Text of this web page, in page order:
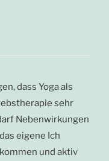
dass Yoga als
sehr
Nebenwirkungen
eigene Ich
und aktiv